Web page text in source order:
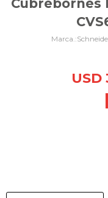
Cubrebornes
USD